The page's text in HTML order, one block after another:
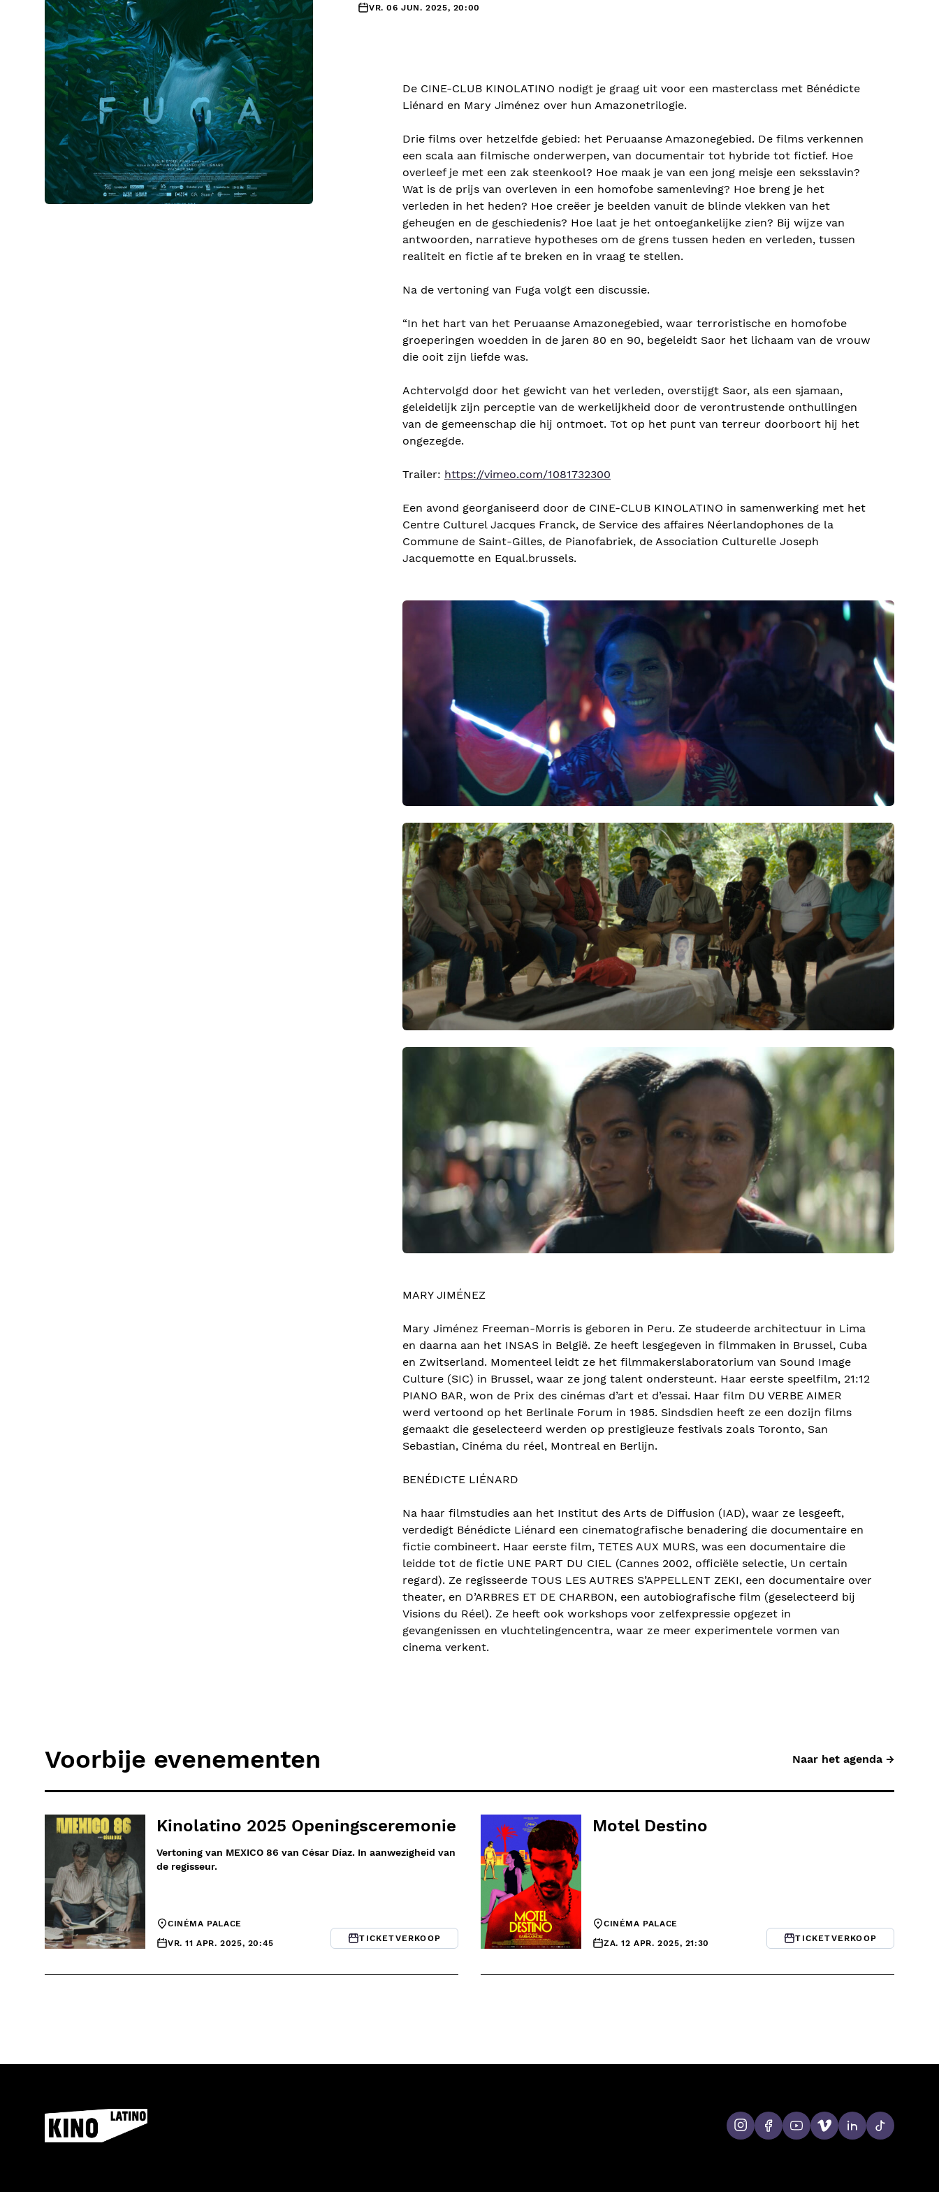
VR. 06 JUN. 2025, 20:00
De CINE-CLUB KINOLATINO nodigt je graag uit voor een masterclass met Bénédicte
Liénard en Mary Jiménez over hun Amazonetrilogie.
Drie films over hetzelfde gebied: het Peruaanse Amazonegebied. De films verkennen
een scala aan filmische onderwerpen, van documentair tot hybride tot fictief. Hoe
overleef je met een zak steenkool? Hoe maak je van een jong meisje een seksslavin?
Wat is de prijs van overleven in een homofobe samenleving? Hoe breng je het
verleden in het heden? Hoe creëer je beelden vanuit de blinde vlekken van het
geheugen en de geschiedenis? Hoe laat je het ontoegankelijke zien? Bij wijze van
antwoorden, narratieve hypotheses om de grens tussen heden en verleden, tussen
realiteit en fictie af te breken en in vraag te stellen.
Na de vertoning van Fuga volgt een discussie.
“In het hart van het Peruaanse Amazonegebied, waar terroristische en homofobe
groeperingen woedden in de jaren 80 en 90, begeleidt Saor het lichaam van de vrouw
die ooit zijn liefde was.
Achtervolgd door het gewicht van het verleden, overstijgt Saor, als een sjamaan,
geleidelijk zijn perceptie van de werkelijkheid door de verontrustende onthullingen
van de gemeenschap die hij ontmoet. Tot op het punt van terreur doorboort hij het
ongezegde.
Trailer: https://vimeo.com/1081732300
Een avond georganiseerd door de CINE-CLUB KINOLATINO in samenwerking met het
Centre Culturel Jacques Franck, de Service des affaires Néerlandophones de la
Commune de Saint-Gilles, de Pianofabriek, de Association Culturelle Joseph
Jacquemotte en Equal.brussels.
MARY JIMÉNEZ
Mary Jiménez Freeman-Morris is geboren in Peru. Ze studeerde architectuur in Lima
en daarna aan het INSAS in België. Ze heeft lesgegeven in filmmaken in Brussel, Cuba
en Zwitserland. Momenteel leidt ze het filmmakerslaboratorium van Sound Image
Culture (SIC) in Brussel, waar ze jong talent ondersteunt. Haar eerste speelfilm, 21:12
PIANO BAR, won de Prix des cinémas d’art et d’essai. Haar film DU VERBE AIMER
werd vertoond op het Berlinale Forum in 1985. Sindsdien heeft ze een dozijn films
gemaakt die geselecteerd werden op prestigieuze festivals zoals Toronto, San
Sebastian, Cinéma du réel, Montreal en Berlijn.
BENÉDICTE LIÉNARD
Na haar filmstudies aan het Institut des Arts de Diffusion (IAD), waar ze lesgeeft,
verdedigt Bénédicte Liénard een cinematografische benadering die documentaire en
fictie combineert. Haar eerste film, TETES AUX MURS, was een documentaire die
leidde tot de fictie UNE PART DU CIEL (Cannes 2002, officiële selectie, Un certain
regard). Ze regisseerde TOUS LES AUTRES S’APPELLENT ZEKI, een documentaire over
theater, en D’ARBRES ET DE CHARBON, een autobiografische film (geselecteerd bij
Visions du Réel). Ze heeft ook workshops voor zelfexpressie opgezet in
gevangenissen en vluchtelingencentra, waar ze meer experimentele vormen van
cinema verkent.
Voorbije evenementen Naar het agenda →
Kinolatino 2025 Openingsceremonie
Vertoning van MEXICO 86 van César Díaz. In aanwezigheid van
de regisseur.
CINÉMA PALACE
VR. 11 APR. 2025, 20:45
TICKETVERKOOP
Motel Destino
CINÉMA PALACE
ZA. 12 APR. 2025, 21:30
TICKETVERKOOP